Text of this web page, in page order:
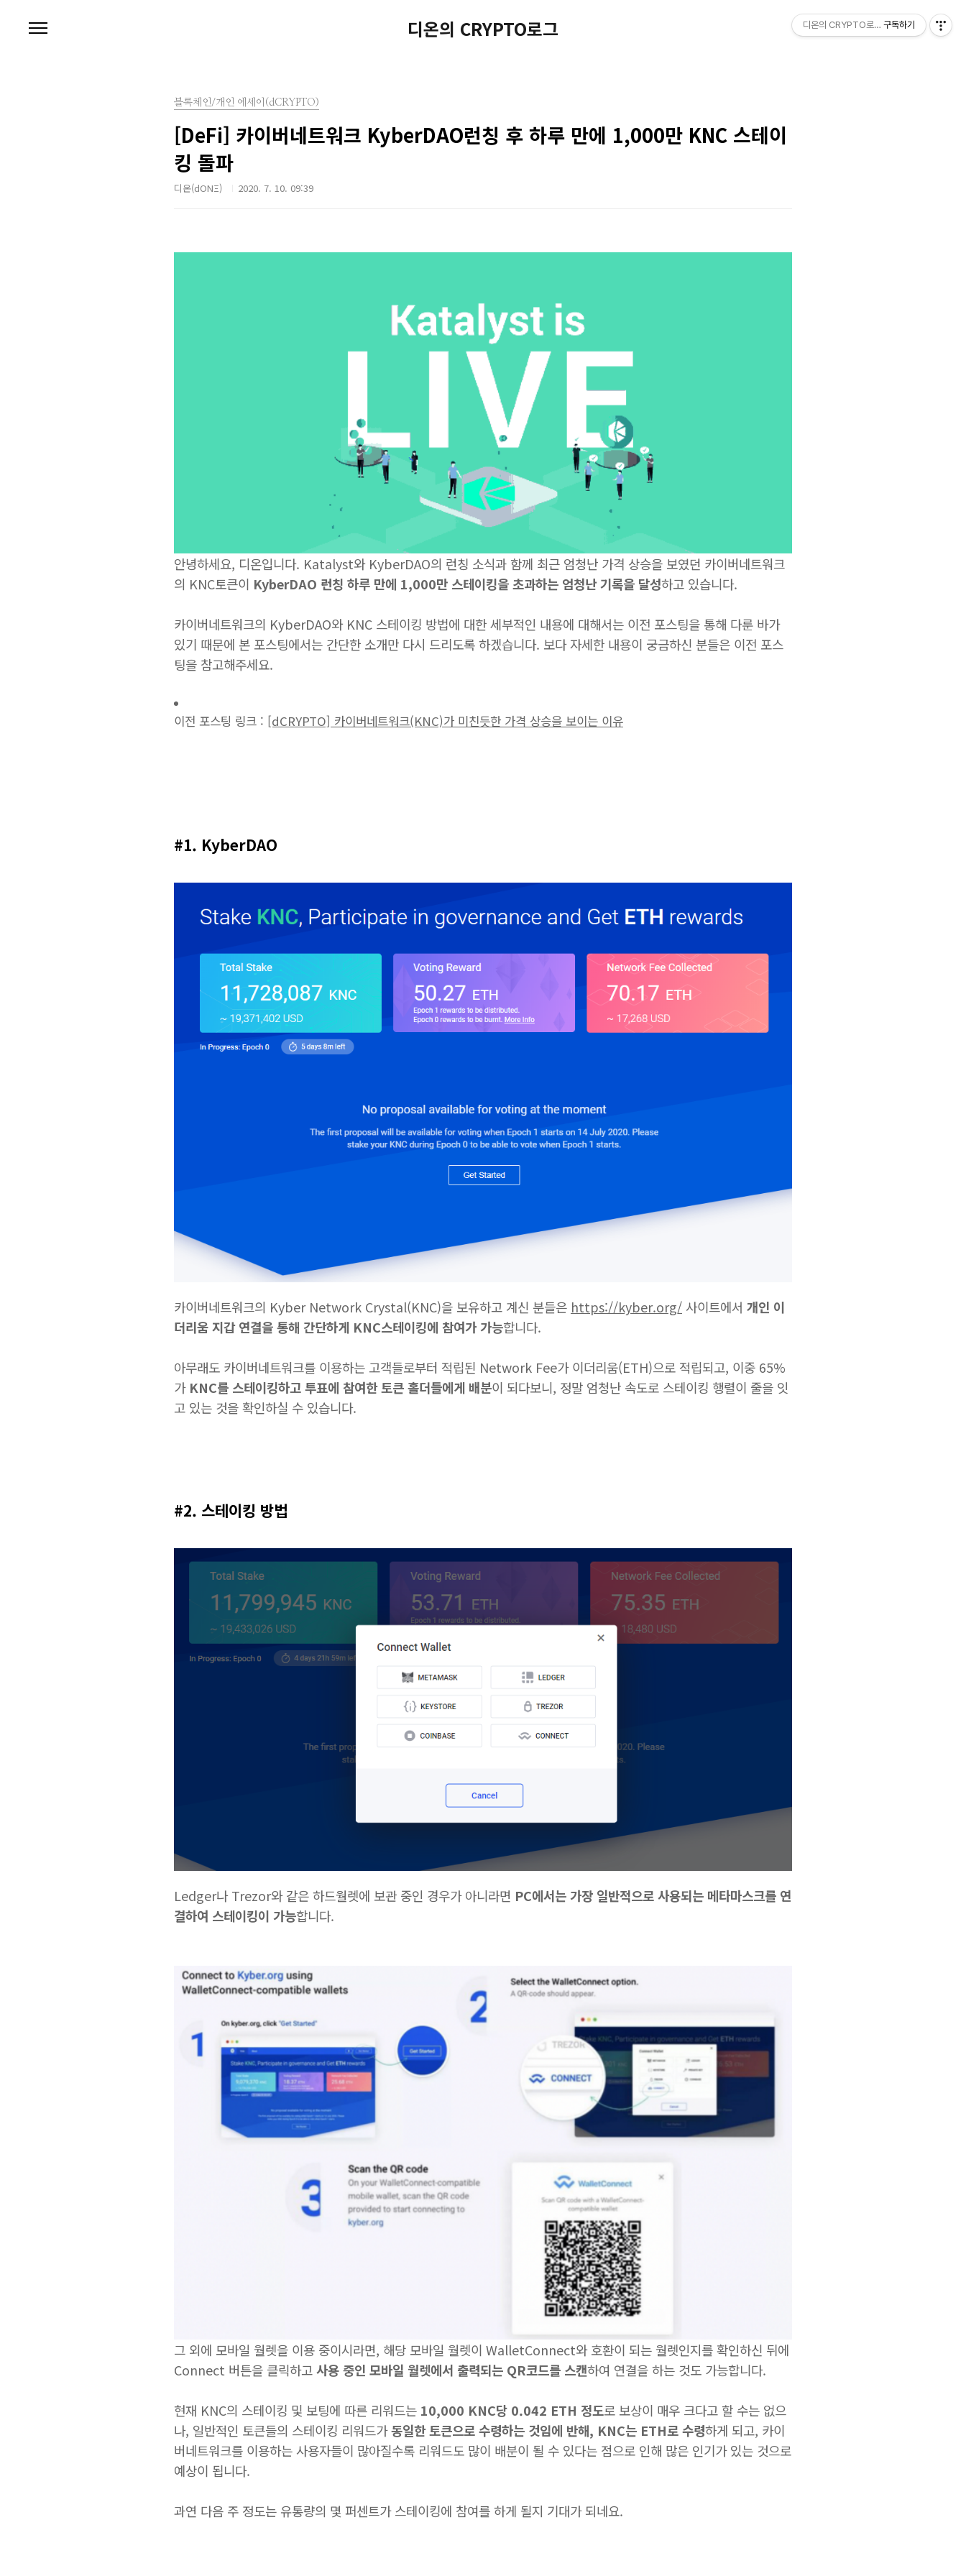
디온의 CRYPTO로그
블록체인/개인 에세이(dCRYPTO)
[DeFi] 카이버네트워크 KyberDAO런칭 후 하루 만에 1,000만 KNC 스테이
킹 돌파
디온(dONΞ) 2020. 7. 10. 09:39
안녕하세요, 디온입니다. Katalyst와 KyberDAO의 런칭 소식과 함께 최근 엄청난 가격 상승을 보였던 카이버네트워크
의 KNC토큰이 KyberDAO 런칭 하루 만에 1,000만 스테이킹을 초과하는 엄청난 기록을 달성하고 있습니다.
카이버네트워크의 KyberDAO와 KNC 스테이킹 방법에 대한 세부적인 내용에 대해서는 이전 포스팅을 통해 다룬 바가
있기 때문에 본 포스팅에서는 간단한 소개만 다시 드리도록 하겠습니다. 보다 자세한 내용이 궁금하신 분들은 이전 포스
팅을 참고해주세요.
이전 포스팅 링크 : [dCRYPTO] 카이버네트워크(KNC)가 미친듯한 가격 상승을 보이는 이유
#1. KyberDAO
카이버네트워크의 Kyber Network Crystal(KNC)을 보유하고 계신 분들은 https://kyber.org/ 사이트에서 개인 이
더리움 지갑 연결을 통해 간단하게 KNC스테이킹에 참여가 가능합니다.
아무래도 카이버네트워크를 이용하는 고객들로부터 적립된 Network Fee가 이더리움(ETH)으로 적립되고, 이중 65%
가 KNC를 스테이킹하고 투표에 참여한 토큰 홀더들에게 배분이 되다보니, 정말 엄청난 속도로 스테이킹 행렬이 줄을 잇
고 있는 것을 확인하실 수 있습니다.
#2. 스테이킹 방법
Ledger나 Trezor와 같은 하드월렛에 보관 중인 경우가 아니라면 PC에서는 가장 일반적으로 사용되는 메타마스크를 연
결하여 스테이킹이 가능합니다.
그 외에 모바일 월렛을 이용 중이시라면, 해당 모바일 월렛이 WalletConnect와 호환이 되는 월렛인지를 확인하신 뒤에
Connect 버튼을 클릭하고사용 중인 모바일 월렛에서 출력되는 QR코드를 스캔하여 연결을 하는 것도 가능합니다.
현재 KNC의 스테이킹 및 보팅에 따른 리워드는 10,000 KNC당 0.042 ETH 정도로 보상이 매우 크다고 할 수는 없으
나, 일반적인 토큰들의 스테이킹 리워드가동일한 토큰으로 수령하는 것임에 반해, KNC는 ETH로 수령하게 되고, 카이
버네트워크를 이용하는 사용자들이 많아질수록 리워드도 많이 배분이 될 수 있다는 점으로 인해 많은 인기가 있는 것으로
예상이 됩니다.
과연 다음 주 정도는 유통량의 몇 퍼센트가 스테이킹에 참여를 하게 될지 기대가 되네요.
디온의 CRYPTO로그 구독하기